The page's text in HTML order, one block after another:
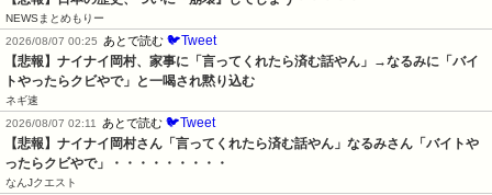
NEWSまとめもりー
2026/08/07 00:25
あとで読む 🐦Tweet
【悲報】ナイナイ岡村、家事に「言ってくれたら済む話やん」→なるみに「バイ
トやったらクビやで」と一喝され黙り込む
ネギ速
2026/08/07 02:11
あとで読む 🐦Tweet
【悲報】ナイナイ岡村さん「言ってくれたら済む話やん」なるみさん「バイトや
ったらクビやで」・・・・・・・・・
なんJクエスト